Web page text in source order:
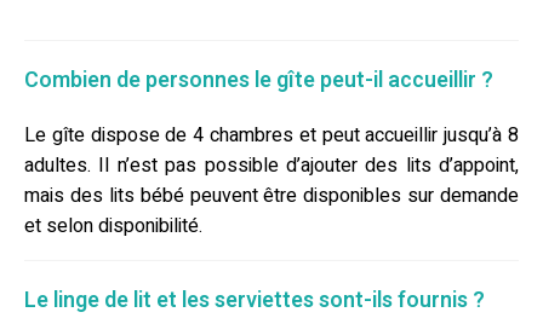
Combien de personnes le gîte peut-il accueillir ?
Le gîte dispose de 4 chambres et peut accueillir jusqu’à 8
adultes. Il n’est pas possible d’ajouter des lits d’appoint,
mais des lits bébé peuvent être disponibles sur demande
et selon disponibilité.
Le linge de lit et les serviettes sont-ils fournis ?